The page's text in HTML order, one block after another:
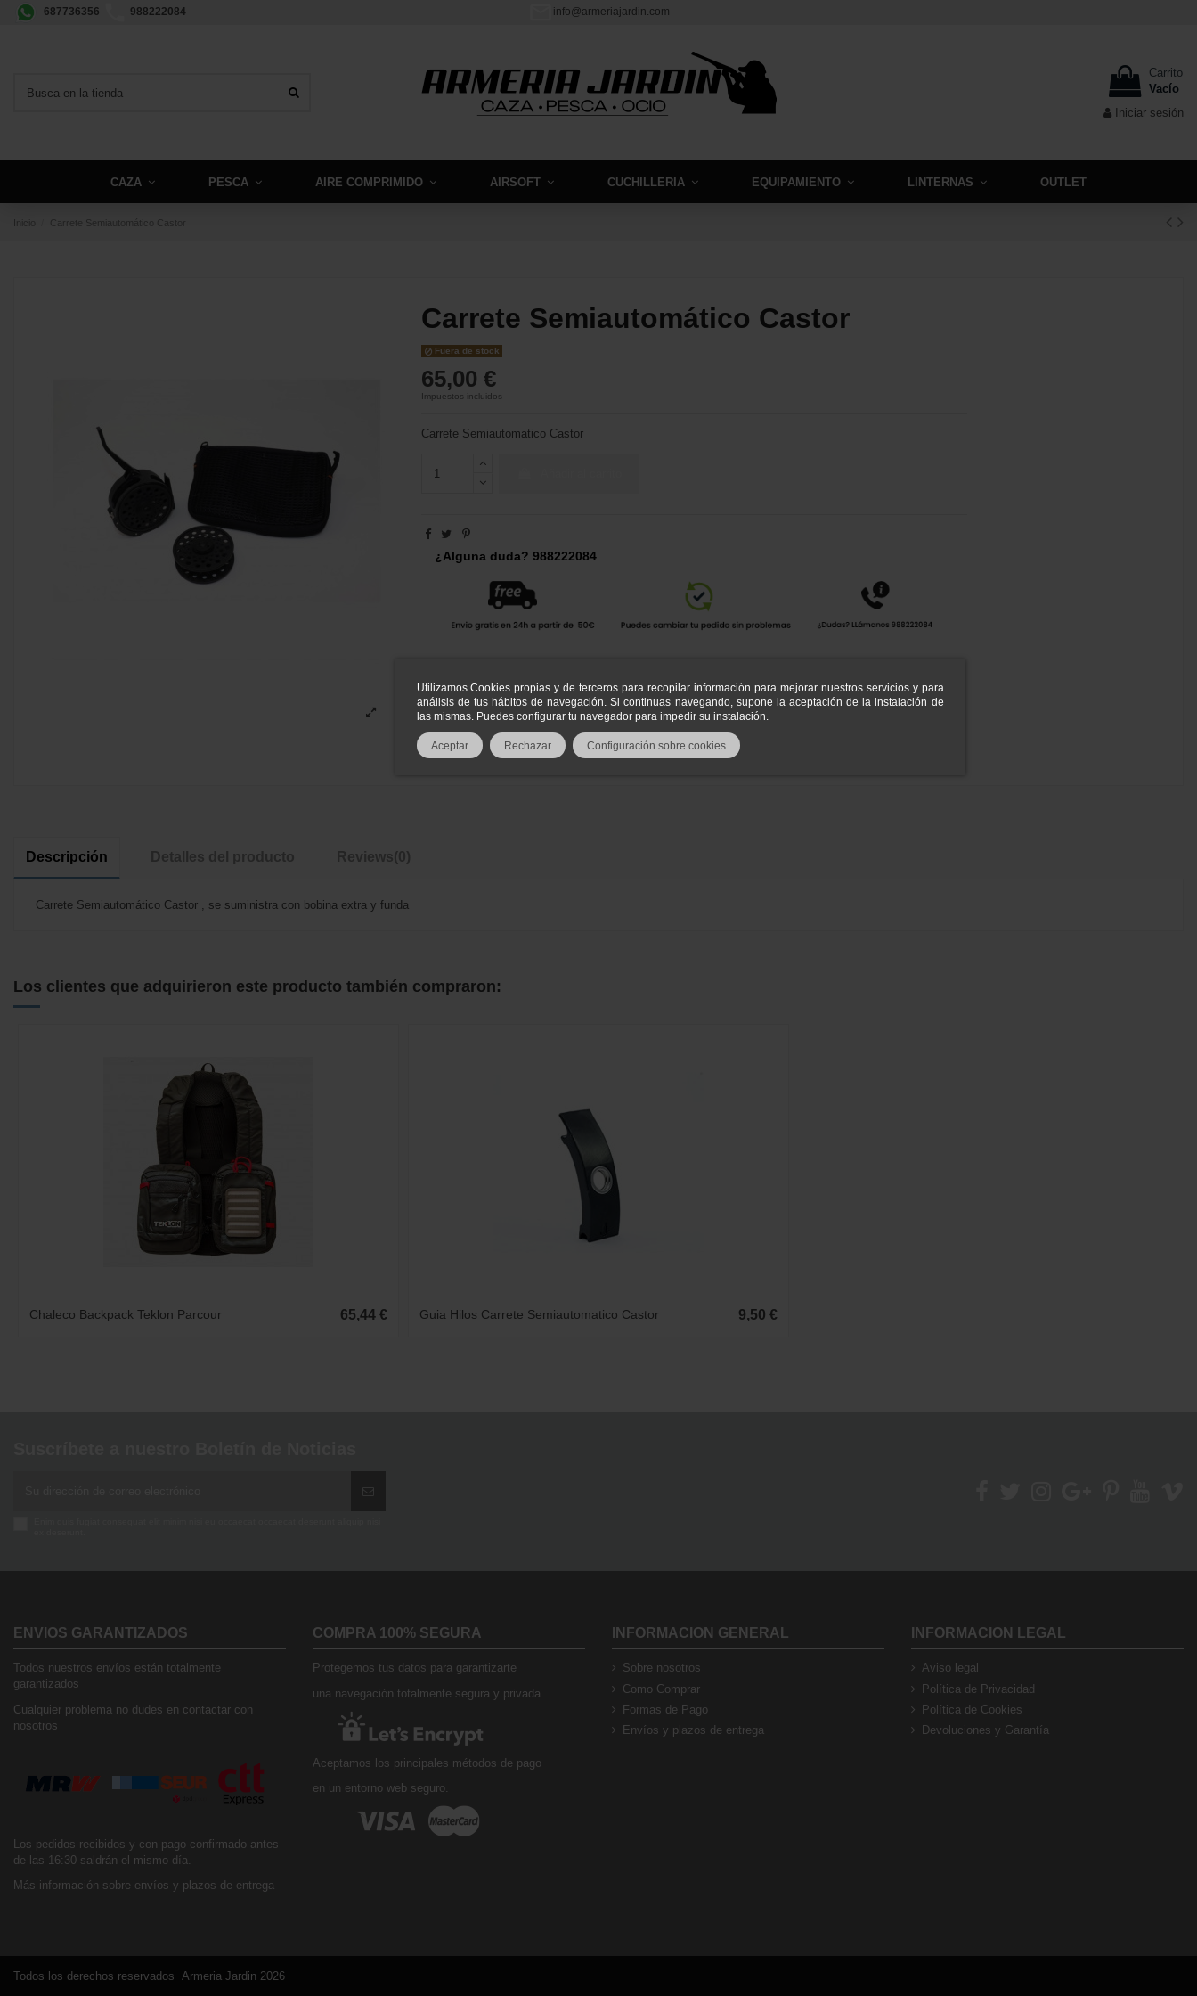
Utilizamos Cookies propias y de terceros para recopilar información para mejorar nuestros servicios y para
análisis de tus hábitos de navegación. Si continuas navegando, supone la aceptación de la instalación de
las mismas. Puedes configurar tu navegador para impedir su instalación.
Aceptar Rechazar Configuración sobre cookies
687736356 988222084 info@armeriajardin.com
Carrito
Vacío
Iniciar sesión
CAZA PESCA AIRE COMPRIMIDO AIRSOFT CUCHILLERIA EQUIPAMIENTO LINTERNAS OUTLET
Inicio Carrete Semiautomático Castor
Carrete Semiautomático Castor
Fuera de stock
65,00 €
Impuestos incluidos
Carrete Semiautomatico Castor
¿Alguna duda? 988222084
Descripción Detalles del producto Reviews(0)
Carrete Semiautomático Castor , se suministra con bobina extra y funda
Los clientes que adquirieron este producto también compraron:
Chaleco Backpack Teklon Parcour 65,44 € Guia Hilos Carrete Semiautomatico Castor 9,50 €
ENVIOS GARANTIZADOS
Todos nuestros envíos están totalmente
garantizados
Cualquier problema no dudes en contactar con
nosotros
Los pedidos recibidos y con pago confirmado antes
de las 16:30 saldrán el mismo día.
Más información sobre envíos y plazos de entrega
COMPRA 100% SEGURA
Protegemos tus datos para garantizarte
una navegación totalmente segura y privada.
Aceptamos los principales métodos de pago
en un entorno web seguro.
INFORMACION GENERAL
Sobre nosotros
Como Comprar
Formas de Pago
Envíos y plazos de entrega
INFORMACION LEGAL
Aviso legal
Política de Privacidad
Política de Cookies
Devoluciones y Garantía
Todos los derechos reservados Armeria Jardin 2026